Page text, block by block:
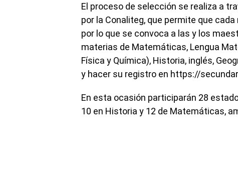
El proceso de selección se realiza a
por la Conaliteg, que permite que
por lo que se convoca a las y los
materias de Matemáticas, Lengua
Física y Química), Historia, inglés,
y hacer su registro en https://
En esta ocasión participarán 28
10 en Historia y 12 de Matemáticas,